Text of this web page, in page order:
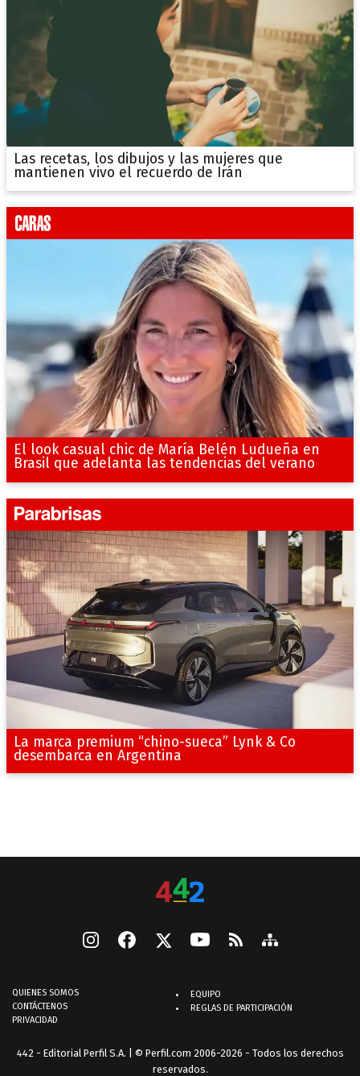
Las recetas, los dibujos y las mujeres que
mantienen vivo el recuerdo de Irán
El look casual chic de María Belén Ludueña en
Brasil que adelanta las tendencias del verano
La marca premium “chino-sueca” Lynk & Co
desembarca en Argentina
QUIENES SOMOS
CONTÁCTENOS
PRIVACIDAD
EQUIPO
REGLAS DE PARTICIPACIÓN
442 - Editorial Perfil S.A. | © Perfil.com 2006-2026 - Todos los derechos
reservados.